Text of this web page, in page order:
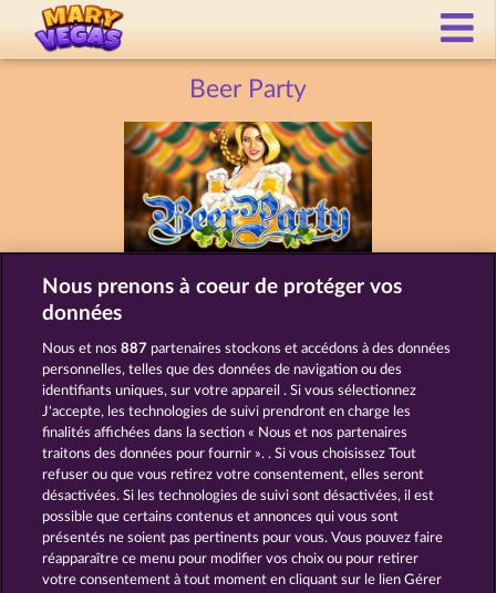
Beer Party
MACHINES À SOUS COMME BEER
PARTY
Snegurochka Hallow Reels
Nous prenons à coeur de protéger vos
données
Nous et nos887 partenaires stockons et accédons à des données
personnelles, telles que des données de navigation ou des
identifiants uniques, sur votre appareil . Si vous sélectionnez
J'accepte, les technologies de suivi prendront en charge les
finalités affichées dans la section « Nous et nos partenaires
traitons des données pour fournir ». . Si vous choisissez Tout
refuser ou que vous retirez votre consentement, elles seront
désactivées. Si les technologies de suivi sont désactivées, il est
possible que certains contenus et annonces qui vous sont
présentés ne soient pas pertinents pour vous. Vous pouvez faire
réapparaître ce menu pour modifier vos choix ou pour retirer
votre consentement à tout moment en cliquant sur le lien Gérer